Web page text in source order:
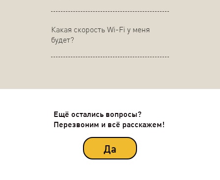
Какая скорость Wi-Fi у меня
будет?
Ещё остались вопросы?
Перезвоним и всё расскажем!
Да